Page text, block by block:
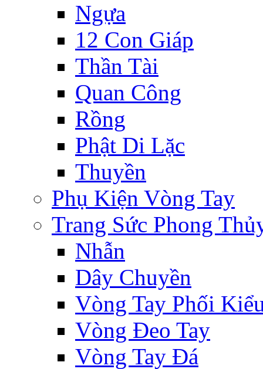
Ngựa
12 Con Giáp
Thần Tài
Quan Công
Rồng
Phật Di Lặc
Thuyền
Phụ Kiện Vòng Tay
Trang Sức Phong
Nhẫn
Dây Chuyền
Vòng Tay Phối
Vòng Đeo Tay
Vòng Tay Đá